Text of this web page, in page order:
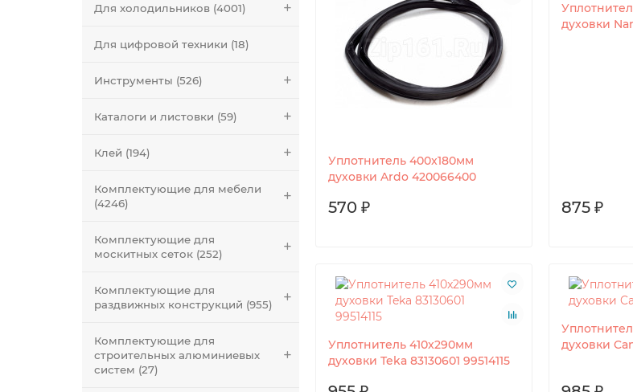
Для холодильников (4001)
Для цифровой техники (18)
Инструменты (526)
Каталоги и листовки (59)
Клей (194)
Комплектующие для мебели
(4246)
Комплектующие для
москитных сеток (252)
Комплектующие для
раздвижных конструкций (955)
Комплектующие для
строительных алюминиевых
систем (27)
Уплотнитель 400x180мм
духовки Ardo 420066400
570 ₽
духовки
875 ₽
Уплотнитель 410x290мм
духовки Teka 83130601 99514115
духовки